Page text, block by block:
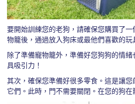
要開始訓練您的老狗，請確保您購買了
物籠後，通過放入狗床或最他們喜歡的
除了準備寵物籠外，準備好您狗狗的情
具吸引力！
其次，確保您準備好很多零食。這是讓
它們。此時，門不需要關閉。在您的狗